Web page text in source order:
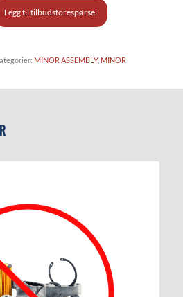
Legg til tilbudsforespørsel
MINOR ASSEMBLY, MINOR